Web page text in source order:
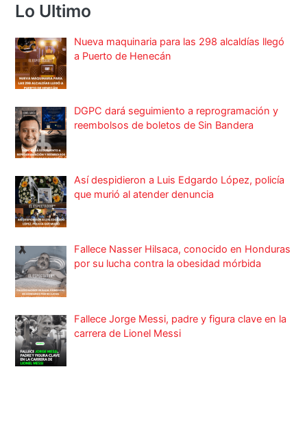
Lo Ultimo
Nueva maquinaria para las 298 alcaldías llegó
a Puerto de Henecán
DGPC dará seguimiento a reprogramación y
reembolsos de boletos de Sin Bandera
Así despidieron a Luis Edgardo López, policía
que murió al atender denuncia
Fallece Nasser Hilsaca, conocido en Honduras
por su lucha contra la obesidad mórbida
Fallece Jorge Messi, padre y figura clave en la
carrera de Lionel Messi